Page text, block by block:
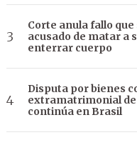
Corte anula fallo
acusado de matar a
enterrar cuerpo
Disputa por bienes
extramatrimonial
continúa en Brasil